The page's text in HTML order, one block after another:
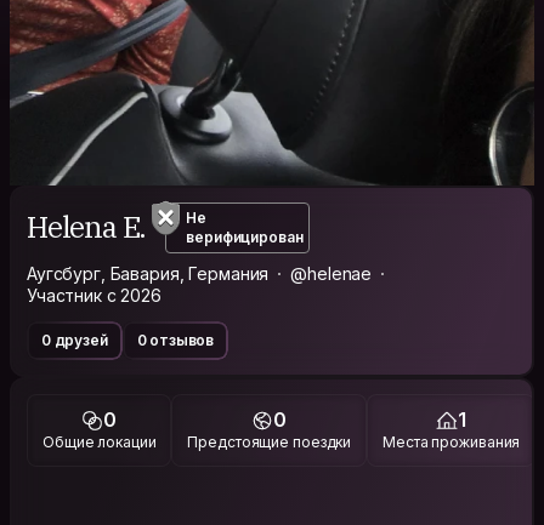
Helena E.
Не
верифицирован
Аугсбург, Бавария, Германия
@helenae
Участник с 2026
0 друзей 0 отзывов
0
Общие локации
0
Предстоящие поездки
1
Места проживания